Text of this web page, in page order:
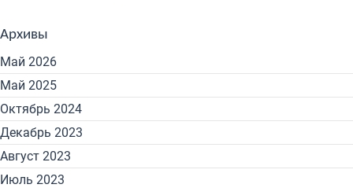
Архивы
Май 2026
Май 2025
Октябрь 2024
Декабрь 2023
Август 2023
Июль 2023